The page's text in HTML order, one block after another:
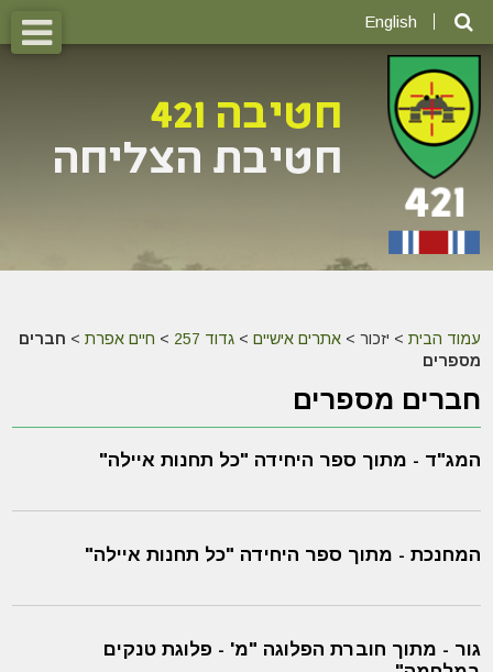
English
עמוד הבית > יזכור >אתרים אישיים >גדוד 257 > חיים אפרת > חברים
מספרים
חברים מספרים
המג"ד - מתוך ספר היחידה "כל תחנות איילה"
המחנכת - מתוך ספר היחידה "כל תחנות איילה"
גור - מתוך חוברת הפלוגה "מ' - פלוגת טנקים